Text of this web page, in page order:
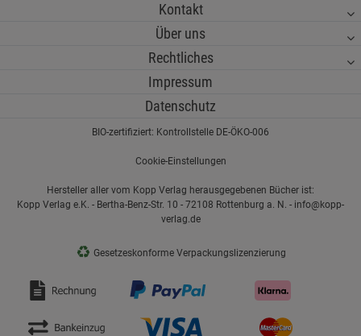
Kontakt
Über uns
Rechtliches
Impressum
Datenschutz
BIO-zertifiziert: Kontrollstelle DE-ÖKO-006
Cookie-Einstellungen
Hersteller aller vom Kopp Verlag herausgegebenen Bücher ist:
Kopp Verlag e.K. - Bertha-Benz-Str. 10 - 72108 Rottenburg a. N. - info@kopp-
verlag.de
♻ Gesetzeskonforme Verpackungslizenzierung